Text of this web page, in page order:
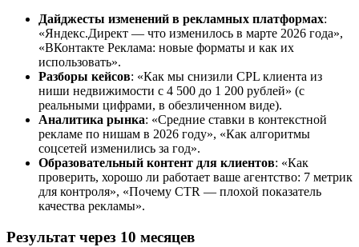
Дайджесты изменений в рекламных платформах:
«Яндекс.Директ — что изменилось в марте 2026 года»,
«ВКонтакте Реклама: новые форматы и как их
использовать».
Разборы кейсов: «Как мы снизили CPL клиента из
ниши недвижимости с 4 500 до 1 200 рублей» (с
реальными цифрами, в обезличенном виде).
Аналитика рынка: «Средние ставки в контекстной
рекламе по нишам в 2026 году», «Как алгоритмы
соцсетей изменились за год».
Образовательный контент для клиентов: «Как
проверить, хорошо ли работает ваше агентство: 7 метрик
для контроля», «Почему CTR — плохой показатель
качества рекламы».
Результат через 10 месяцев